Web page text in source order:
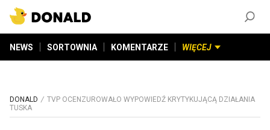
NEWS SORTOWNIA KOMENTARZE WIĘCEJ
DONALD
TVP OCENZUROWAŁO WYPOWIEDŹ KRYTYKUJĄCĄ DZIAŁANIA
TUSKA